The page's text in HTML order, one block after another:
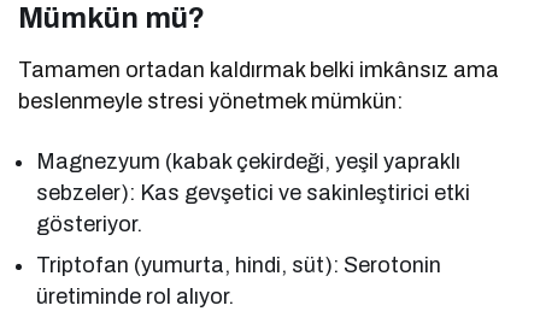
Mümkün mü?
Tamamen ortadan kaldırmak belki imkânsız ama
beslenmeyle stresi yönetmek mümkün:
Magnezyum (kabak çekirdeği, yeşil yapraklı
sebzeler): Kas gevşetici ve sakinleştirici etki
gösteriyor.
Triptofan (yumurta, hindi, süt): Serotonin
üretiminde rol alıyor.